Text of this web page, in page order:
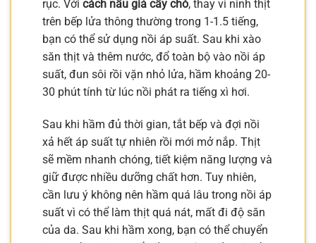
rục. Với cách nấu giả cầy chó, thay vì ninh thịt
trên bếp lửa thông thường trong 1-1.5 tiếng,
bạn có thể sử dụng nồi áp suất. Sau khi xào
săn thịt và thêm nước, đổ toàn bộ vào nồi áp
suất, đun sôi rồi vặn nhỏ lửa, hầm khoảng 20-
30 phút tính từ lúc nồi phát ra tiếng xì hơi.
Sau khi hầm đủ thời gian, tắt bếp và đợi nồi
xả hết áp suất tự nhiên rồi mới mở nắp. Thịt
sẽ mềm nhanh chóng, tiết kiệm năng lượng và
giữ được nhiều dưỡng chất hơn. Tuy nhiên,
cần lưu ý không nên hầm quá lâu trong nồi áp
suất vì có thể làm thịt quá nát, mất đi độ săn
của da. Sau khi hầm xong, bạn có thể chuyển